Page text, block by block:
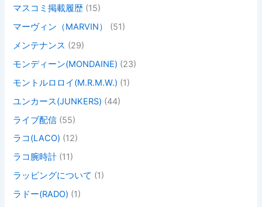
マスコミ掲載履歴 (15)
マーヴィン（MARVIN）
(51)
メンテナンス (29)
モンディーン(MONDAINE) (23)
モントルロロイ(M.R.M.W.) (1)
ユンカース(JUNKERS) (44)
ライブ配信 (55)
ラコ(LACO) (12)
ラコ腕時計 (11)
ラッピングについて (1)
ラドー(RADO) (1)